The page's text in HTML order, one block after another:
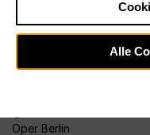
Oper Berlin
Alle